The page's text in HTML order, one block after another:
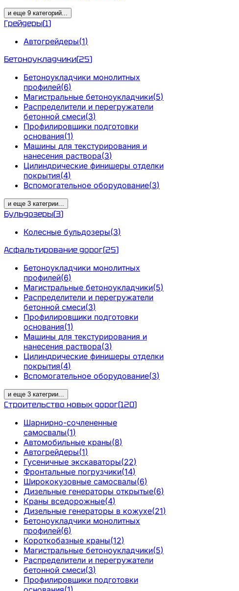
и еще 9 категорий...
Грейдеры(1)
Автогрейдеры(1)
Бетоноукладчики(25)
Бетоноукладчики монолитных
профилей(6)
Магистральные бетоноукладчики(5)
Распределители и перегружатели
бетонной смеси(3)
Профилировщики подготовки
основания(1)
Машины для текстурирования и
нанесения раствора(3)
Цилиндрические финишеры отделки
покрытия(4)
Вспомогательное оборудование(3)
и еще 3 категрии...
Бульдозеры(3)
Колесные бульдозеры(3)
Асфальтирование дорог(25)
Бетоноукладчики монолитных
профилей(6)
Магистральные бетоноукладчики(5)
Распределители и перегружатели
бетонной смеси(3)
Профилировщики подготовки
основания(1)
Машины для текстурирования и
нанесения раствора(3)
Цилиндрические финишеры отделки
покрытия(4)
Вспомогательное оборудование(3)
и еще 3 категрии...
Строительство новых дорог(120)
Шарнирно-сочлененные
самосвалы(1)
Автомобильные краны(8)
Автогрейдеры(1)
Гусеничные экскаваторы(22)
Фронтальные погрузчики(14)
Ширококузовные самосвалы(6)
Дизельные генераторы открытые(6)
Краны вседорожные(4)
Дизельные генераторы в кожухе(21)
Бетоноукладчики монолитных
профилей(6)
Короткобазные краны(12)
Магистральные бетоноукладчики(5)
Распределители и перегружатели
бетонной смеси(3)
Профилировщики подготовки